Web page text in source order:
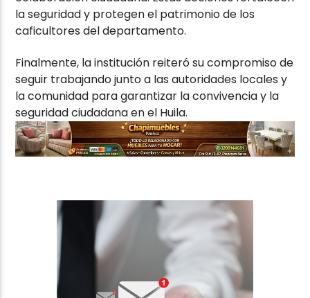
la seguridad y protegen el patrimonio de los
caficultores del departamento.
Finalmente, la institución reiteró su compromiso de
seguir trabajando junto a las autoridades locales y
la comunidad para garantizar la convivencia y la
seguridad ciudadana en el Huila.